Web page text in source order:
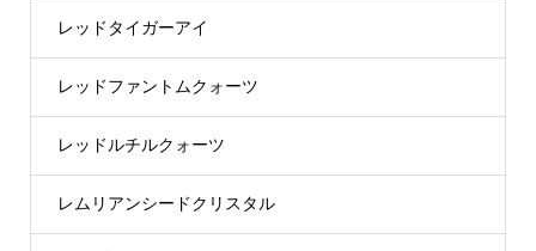
レッドタイガーアイ
レッドファントムクォーツ
レッドルチルクォーツ
レムリアンシードクリスタル